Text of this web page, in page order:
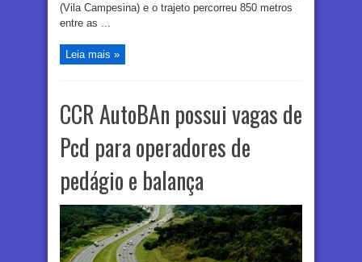
(Vila Campesina) e o trajeto percorreu 850 metros
entre as ...
Leia mais »
CCR AutoBAn possui vagas de
Pcd para operadores de
pedágio e balança